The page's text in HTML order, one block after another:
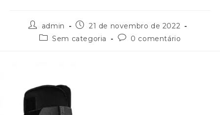
admin
21 de novembro de 2022
Sem categoria
0 comentário